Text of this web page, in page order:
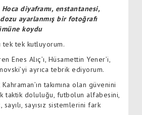
diyaframı, enstantanesi,
ayarlanmış bir fotoğrafı
koydu
tek tek kutluyorum.
Enes Alıç’ı, Hüsamettin Yener’i,
ayrıca tebrik ediyorum.
takımına olan güvenini
taktik doluluğu, futbolun alfabesini,
sayılı, sayısız sistemlerini fark